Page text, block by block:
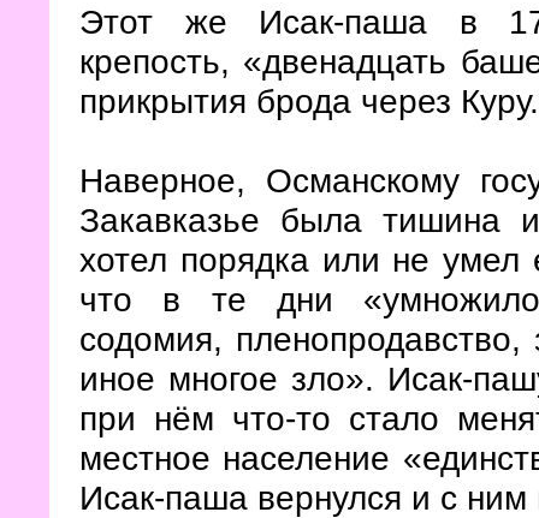
Этот же Исак-паша в
крепость, «двенадцать
прикрытия брода через
Наверное, Османскому
Закавказье была тишина
хотел порядка или не умел
что в те дни
содомия,
иное многое зло». Исак-
при нём что-то стало
местное население
Исак-паша вернулся и с ним